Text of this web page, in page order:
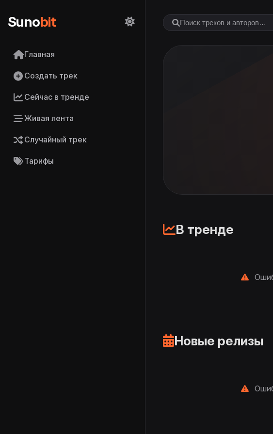
Sunobit
Главная
Создать трек
Сейчас в тренде
Живая лента
Случайный трек
Тарифы
В тренде
Новые релизы